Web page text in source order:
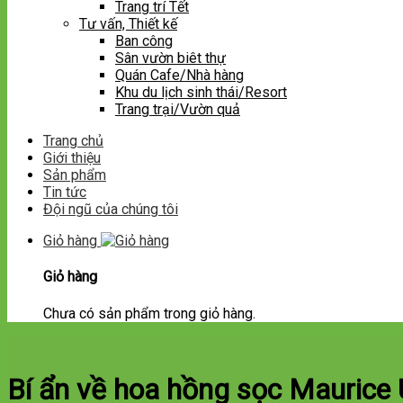
Trang trí Tết
Tư vấn, Thiết kế
Ban công
Sân vườn biêt thự
Quán Cafe/Nhà hàng
Khu du lịch sinh thái/Resort
Trang trại/Vườn quả
Trang chủ
Giới thiệu
Sản phẩm
Tin tức
Đội ngũ của chúng tôi
Giỏ hàng
Giỏ hàng
Chưa có sản phẩm trong giỏ hàng.
Bí ẩn về hoa hồng sọc Maurice